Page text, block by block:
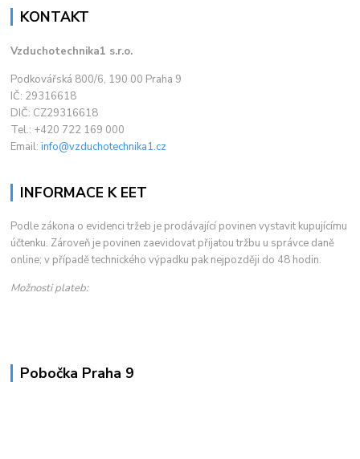
KONTAKT
Vzduchotechnika1 s.r.o.
Podkovářská 800/6, 190 00 Praha 9
IČ: 29316618
DIČ: CZ29316618
Tel.: +420 722 169 000
Email:info@vzduchotechnika1.cz
INFORMACE K EET
Podle zákona o evidenci tržeb je prodávající povinen vystavit kupujícímu
účtenku. Zároveň je povinen zaevidovat přijatou tržbu u správce daně
online; v případě technického výpadku pak nejpozději do 48 hodin.
Možnosti plateb:
Pobočka Praha 9